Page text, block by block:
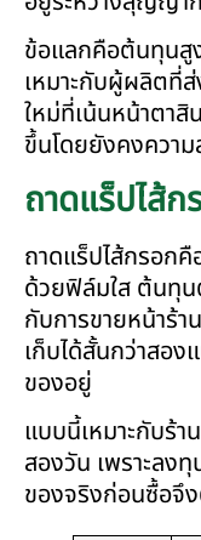
ข้อแลกคือต้นทุนสูง
เหมาะกับผู้ผลิตที่
ใหม่ที่เน้นหน้าตา
ขึ้นโดยยังคงความ
ถาดแร็ปไส้
ถาดแร็ปไส้กรอก
ด้วยฟิล์มใส ต้นทุน
กับการขายหน้าร้
เก็บได้สั้นกว่าสอ
ของอยู่
แบบนี้เหมาะกับร้
สองวัน เพราะลง
ของจริงก่อนซื้อจึง